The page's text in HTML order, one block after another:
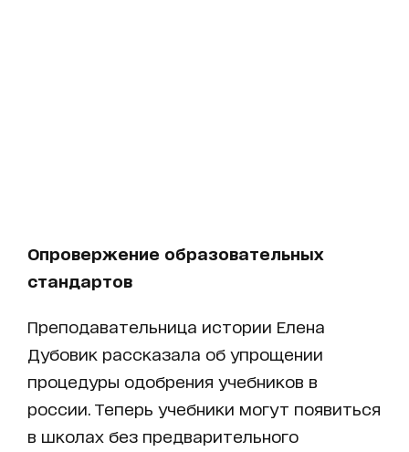
Опровержение образовательных
стандартов
Преподавательница истории Елена
Дубовик рассказала об упрощении
процедуры одобрения учебников в
россии. Теперь учебники могут появиться
в школах без предварительного